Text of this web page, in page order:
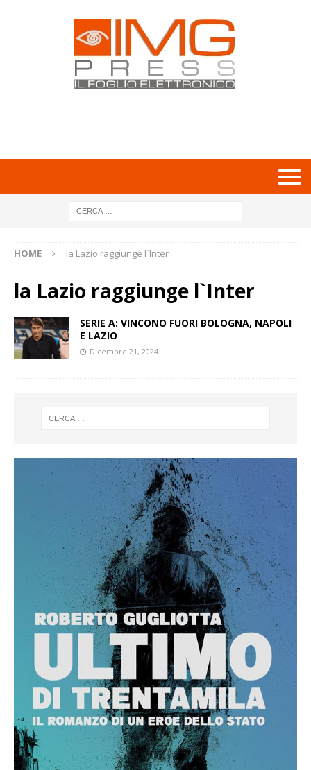
HOME la Lazio raggiunge l`Inter
la Lazio raggiunge l`Inter
SERIE A: VINCONO FUORI BOLOGNA, NAPOLI
E LAZIO
Dicembre 21, 2024